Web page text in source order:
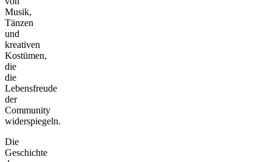
Musik,
Tänzen
und
kreativen
Kostümen,
die
die
Lebensfreude
der
Community
widerspiegeln.
Die
Geschichte